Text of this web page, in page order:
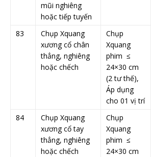
mũi nghiêng
hoặc tiếp tuyến
83
Chụp Xquang
xương cổ chân
thẳng, nghiêng
hoặc chếch
Chụp
Xquang
phim ≤
24×30 cm
(2 tư thế),
Áp dụng
cho 01 vị trí
84
Chụp Xquang
xương cổ tay
thẳng, nghiêng
hoặc chếch
Chụp
Xquang
phim ≤
24×30 cm